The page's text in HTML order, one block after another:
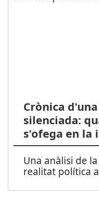
Crònica
silenciada:
s'ofega en la
Una anàlisi de
realitat política